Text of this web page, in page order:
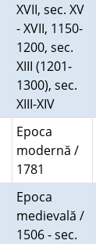
XVII, sec. XV
- XVII, 1150-
1200, sec.
XIII (1201-
1300), sec.
XIII-XIV
Epoca
modernă /
1781
Epoca
medievală /
1506 - sec.